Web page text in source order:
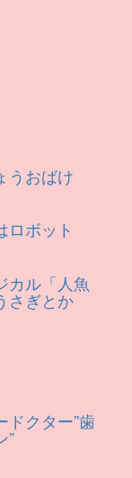
うおばけ
ロボット
カル「人魚
さぎとか
ドクター”歯
”